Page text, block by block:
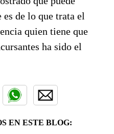
de lo que trata el
quien tiene que
ha sido el
EN ESTE BLOG: